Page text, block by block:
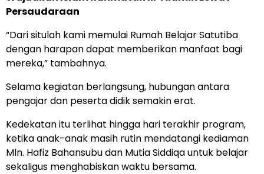
Persaudaraan
“Dari situlah kami memulai Rumah Belajar Satutiba
dengan harapan dapat memberikan manfaat bagi
mereka,” tambahnya.
Selama kegiatan berlangsung, hubungan antara
pengajar dan peserta didik semakin erat.
Kedekatan itu terlihat hingga hari terakhir program,
ketika anak-anak masih rutin mendatangi kediaman
Mln. Hafiz Bahansubu dan Mutia Siddiqa untuk belajar
sekaligus menghabiskan waktu bersama.